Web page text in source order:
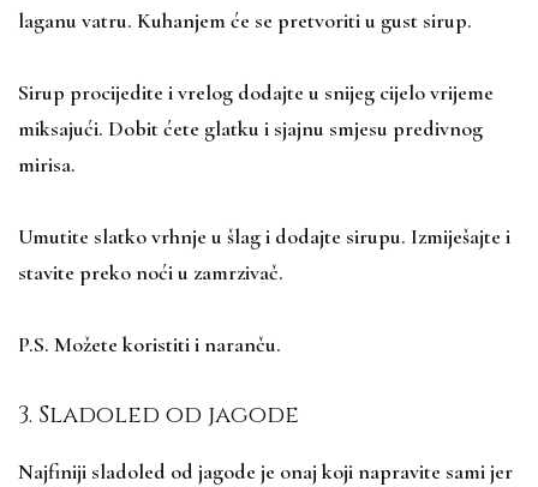
laganu vatru. Kuhanjem će se pretvoriti u gust sirup.
Sirup procijedite i vrelog dodajte u snijeg cijelo vrijeme
miksajući. Dobit ćete glatku i sjajnu smjesu predivnog
mirisa.
Umutite slatko vrhnje u šlag i dodajte sirupu. Izmiješajte i
stavite preko noći u zamrzivač.
P.S. Možete koristiti i naranču.
3. Sladoled od jagode
Najfiniji sladoled od jagode je onaj koji napravite sami jer